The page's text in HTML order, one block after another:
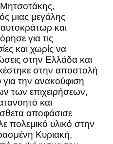
μιας μεγάλης
και
για τις
και χωρίς να
στην Ελλάδα και
στην αποστολή
την ανακούφιση
των επιχειρήσεων,
και
αποφάσισε
πολεμικό υλικό στην
Κυριακή,